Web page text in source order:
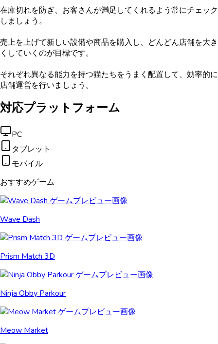
在庫切れを防ぎ、お客さんが満足してくれるよう常にチェック
しましょう。
売上を上げて新しい設備や商品を購入し、どんどん店舗を大き
くしていくのが目標です。
それぞれ異なる能力を持つ猫たちをうまく配置して、効率的に
店舗運営を行いましょう。
対応プラットフォーム
PC
タブレット
モバイル
おすすめゲーム
Wave Dash
Prism Match 3D
Ninja Obby Parkour
Meow Market